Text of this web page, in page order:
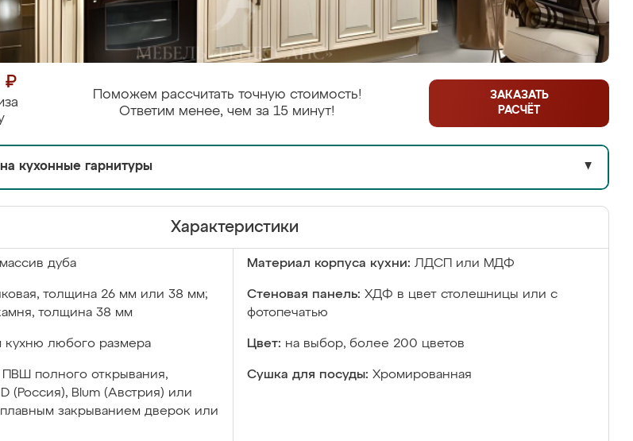
₽
Поможем рассчитать точную стоимость!
Ответим менее, чем за 15 минут!
ЗАКАЗАТЬ
РАСЧЁТ
кухонные гарнитуры ▼
Характеристики
массив дуба Материал корпуса кухни: ЛДСП или МДФ
толщина 26 мм или 38 мм;
толщина 38 мм
Стеновая панель: ХДФ в цвет столешницы или с
фотопечатью
кухню любого размера Цвет: на выбор, более 200 цветов
ПВШ полного открывания,
(Россия), Blum (Австрия) или
закрыванием дверок или
Сушка для посуды: Хромированная